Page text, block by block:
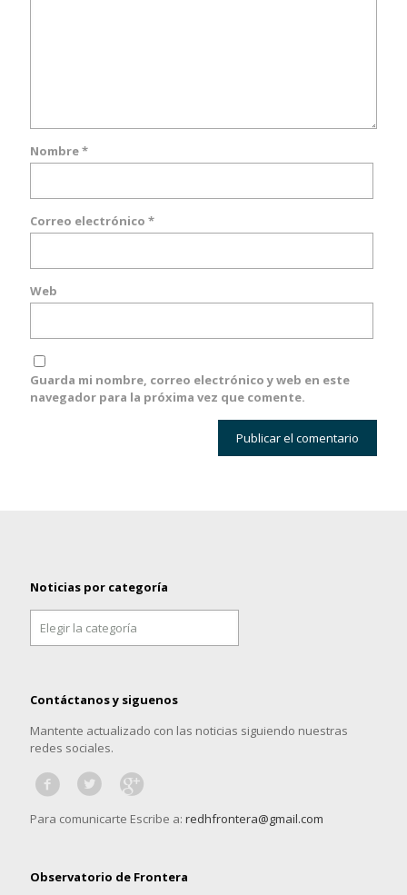
Nombre*
Correo electrónico *
Web
Guarda mi nombre, correo electrónico y web en este
navegador para la próxima vez que comente.
Noticias por categoría
por
categoría
Contáctanos y siguenos
Mantente actualizado con las noticias siguiendo nuestras
redes sociales.
Para comunicarte Escribe a: redhfrontera@gmail.com
Observatorio de Frontera